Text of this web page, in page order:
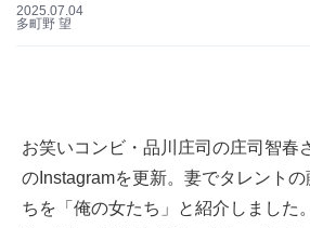
2025.07.04
多町野 望
お笑いコンビ・品川庄司の庄司智春
のInstagramを更新。妻でタレント
ちを「俺の女たち」と紹介しました